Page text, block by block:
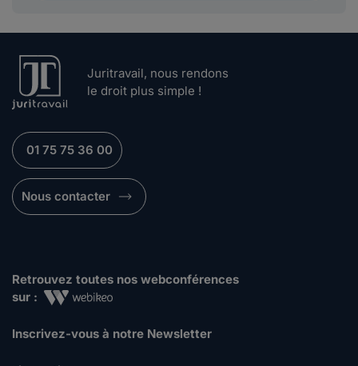
Juritravail, nous rendons
le droit plus simple !
01 75 75 36 00
Nous contacter
Retrouvez toutes nos webconférences
sur :
Inscrivez-vous à notre Newsletter